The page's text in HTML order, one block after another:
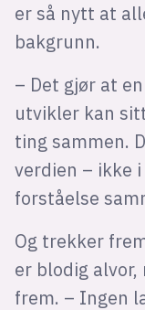
er så nytt at
bakgrunn.
– Det gjør at
utvikler kan
ting sammen.
verdien – ikke
forståelse
Og trekker
er blodig alvor,
frem. – Ingen